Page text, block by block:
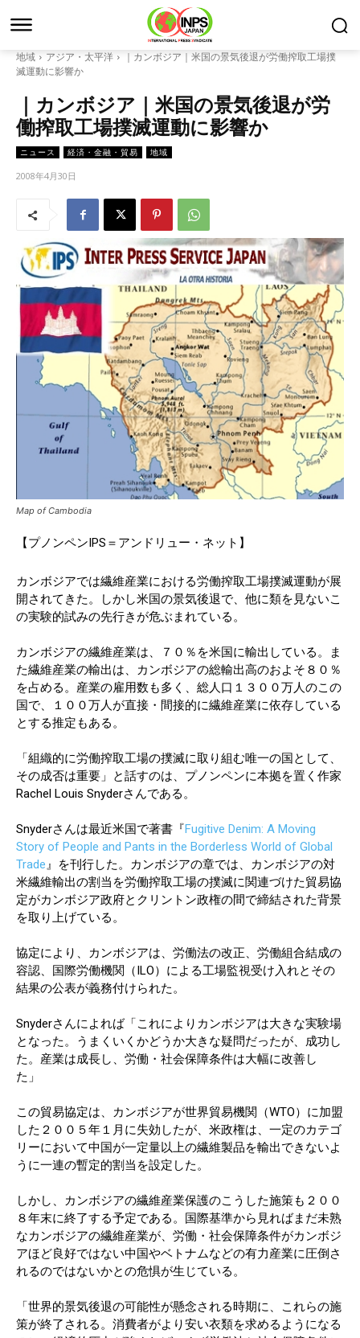
地域 アジア・太平洋
｜カンボジア｜米国の景気後退が労働搾取工場撲
滅運動に影響か
｜カンボジア｜米国の景気後退が労
働搾取工場撲滅運動に影響か
ニュース 経済・金融・貿易 地域
2008年4月30日
Map of Cambodia
【プノンペンIPS＝アンドリュー・ネット】
カンボジアでは繊維産業における労働搾取工場撲滅運動が展
開されてきた。しかし米国の景気後退で、他に類を見ないこ
の実験的試みの先行きが危ぶまれている。
カンボジアの繊維産業は、７０％を米国に輸出している。ま
た繊維産業の輸出は、カンボジアの総輸出高のおよそ８０％
を占める。産業の雇用数も多く、総人口１３００万人のこの
国で、１００万人が直接・間接的に繊維産業に依存している
とする推定もある。
「組織的に労働搾取工場の撲滅に取り組む唯一の国として、
その成否は重要」と話すのは、プノンペンに本拠を置く作家
Rachel Louis Snyderさんである。
Snyderさんは最近米国で著書『Fugitive Denim: A Moving
Story of People and Pants in the Borderless World of Global
Trade』を刊行した。カンボジアの章では、カンボジアの対
米繊維輸出の割当を労働搾取工場の撲滅に関連づけた貿易協
定がカンボジア政府とクリントン政権の間で締結された背景
を取り上げている。
協定により、カンボジアは、労働法の改正、労働組合結成の
容認、国際労働機関（ILO）による工場監視受け入れとその
結果の公表が義務付けられた。
Snyderさんによれば「これによりカンボジアは大きな実験場
となった。うまくいくかどうか大きな疑問だったが、成功し
た。産業は成長し、労働・社会保障条件は大幅に改善し
た」
この貿易協定は、カンボジアが世界貿易機関（WTO）に加盟
した２００５年１月に失効したが、米政権は、一定のカテゴ
リーにおいて中国が一定量以上の繊維製品を輸出できないよ
うに一連の暫定的割当を設定した。
しかし、カンボジアの繊維産業保護のこうした施策も２００
８年末に終了する予定である。国際基準から見ればまだ未熟
なカンボジアの繊維産業が、労働・社会保障条件がカンボジ
アほど良好ではない中国やベトナムなどの有力産業に圧倒さ
れるのではないかとの危惧が生じている。
「世界的景気後退の可能性が懸念される時期に、これらの施
策が終了される。消費者がより安い衣類を求めるようになる